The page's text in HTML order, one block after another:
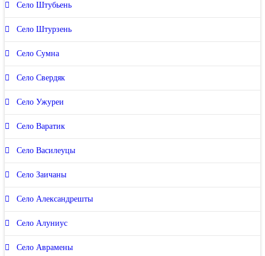
Село Штубьень
Село Штурзень
Село Сумна
Село Свердяк
Село Ужуреи
Село Варатик
Село Василеуцы
Село Заичаны
Село Александрешты
Село Алуниус
Село Аврамены